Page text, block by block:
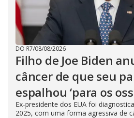
DO R7/08/08/2026
Filho de Joe Biden
câncer de que seu
espalhou ‘para os
Ex-presidente dos EUA foi
2025, com uma forma agressiva de